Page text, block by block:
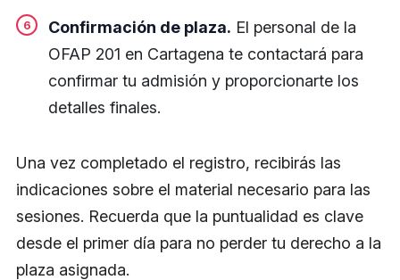
Confirmación de plaza. El personal de la
OFAP 201 en Cartagena te contactará para
confirmar tu admisión y proporcionarte los
detalles finales.
Una vez completado el registro, recibirás las
indicaciones sobre el material necesario para las
sesiones. Recuerda que la puntualidad es clave
desde el primer día para no perder tu derecho a la
plaza asignada.